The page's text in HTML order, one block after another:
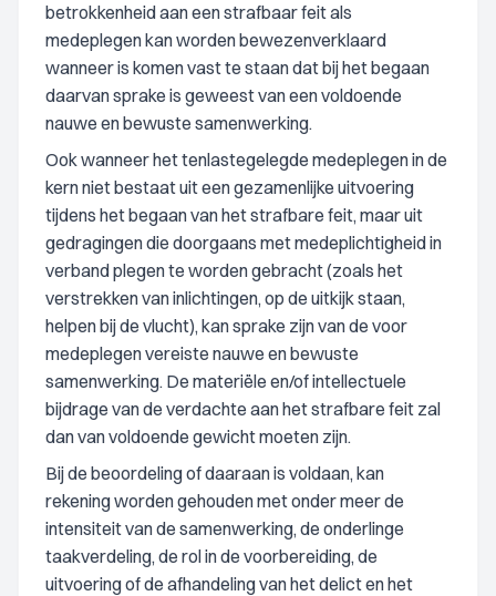
betrokkenheid aan een strafbaar feit als
medeplegen kan worden bewezenverklaard
wanneer is komen vast te staan dat bij het begaan
daarvan sprake is geweest van een voldoende
nauwe en bewuste samenwerking.
Ook wanneer het tenlastegelegde medeplegen in de
kern niet bestaat uit een gezamenlijke uitvoering
tijdens het begaan van het strafbare feit, maar uit
gedragingen die doorgaans met medeplichtigheid in
verband plegen te worden gebracht (zoals het
verstrekken van inlichtingen, op de uitkijk staan,
helpen bij de vlucht), kan sprake zijn van de voor
medeplegen vereiste nauwe en bewuste
samenwerking. De materiële en/of intellectuele
bijdrage van de verdachte aan het strafbare feit zal
dan van voldoende gewicht moeten zijn.
Bij de beoordeling of daaraan is voldaan, kan
rekening worden gehouden met onder meer de
intensiteit van de samenwerking, de onderlinge
taakverdeling, de rol in de voorbereiding, de
uitvoering of de afhandeling van het delict en het